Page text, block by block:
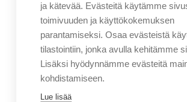
ja kätevää. Evästeitä käytämme
toimivuuden ja käyttökokemuksen
parantamiseksi. Osaa evästeistä
tilastointiin, jonka avulla kehitämme
Lisäksi hyödynnämme evästeitä
kohdistamiseen.
Lue lisää